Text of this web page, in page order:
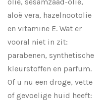
aloë vera, hazelnootolie
en vitamine E. Wat er
vooral niet in zit:
parabenen, synthetische
kleurstoffen en parfum.
Of u nu een droge, vette
of gevoelige huid heeft: